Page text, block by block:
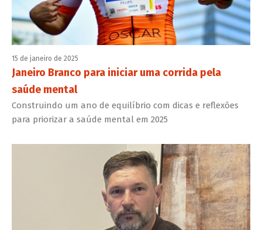
15 de janeiro de 2025
Janeiro Branco para iniciar uma corrida pela
saúde mental
Construindo um ano de equilíbrio com dicas e reflexões
para priorizar a saúde mental em 2025